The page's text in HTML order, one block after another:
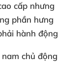
cấp nhưng
phần hưng
hành động
chủ động